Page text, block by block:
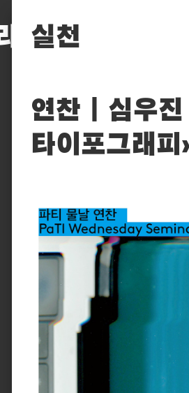
피배곳
실천
연찬 | 심우
타이포그래피›